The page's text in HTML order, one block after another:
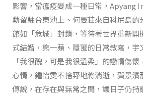
影響，當瘟疫變成一種日常，Apyang
勳留駐台東池上、何曼莊來自科尼島的
館如「危城」封鎖，等待著世界重新開
式結婚，熊一蘋、隱匿的日常敘寫，宇
「我很醜，可是我很溫柔」的戀情傷
心情，鍾怡雯不捨野地將消逝，賀景濱
傳說，在存在與無常之間，讓日子仍持